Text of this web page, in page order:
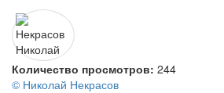
Количество просмотров: 244
© Николай Некрасов